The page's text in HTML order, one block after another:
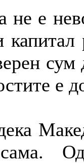
не е
капитал
сум
е